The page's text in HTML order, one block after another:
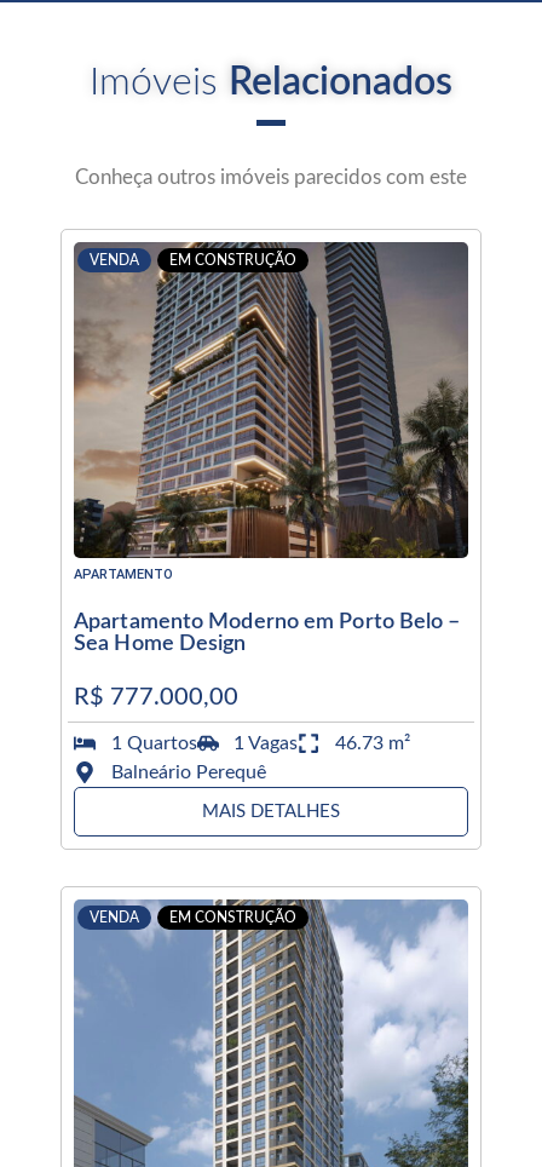
Imóveis Relacionados
Conheça outros imóveis parecidos com este
APARTAMENTO
Apartamento Moderno em Porto Belo –
Sea Home Design
R$ 777.000,00
1 Quartos 1 Vagas
46.73 m²
Balneário Perequê
MAIS DETALHES
VENDA EM CONSTRUÇÃO
VENDA EM CONSTRUÇÃO